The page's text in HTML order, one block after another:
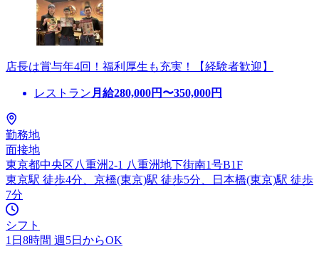
店長は賞与年4回！福利厚生も充実！【経験者歓迎】
レストラン 月給280,000円〜350,000円
勤務地
面接地
東京都中央区八重洲2-1 八重洲地下街南1号B1F
東京駅 徒歩4分、京橋(東京)駅 徒歩5分、日本橋(東京)駅 徒歩
7分
シフト
1日8時間 週5日からOK